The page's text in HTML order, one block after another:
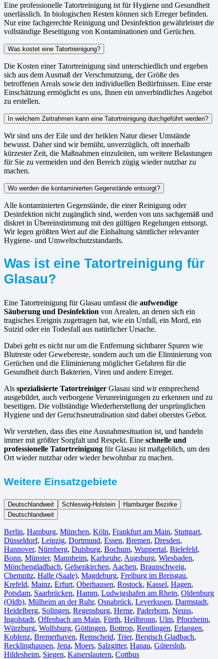
Eine professionelle Tatortreinigung ist für Hygiene und Gesundheit
unerlässlich. In biologischen Resten können sich Erreger befinden.
Nur eine fachgerechte Reinigung und Desinfektion gewährleistet die
vollständige Beseitigung von Kontaminationen und Gerüchen.
Was kostet eine Tatortreinigung?
Die Kosten einer Tatortreinigung sind unterschiedlich und ergeben
sich aus dem Ausmaß der Verschmutzung, der Größe des
betroffenen Areals sowie den individuellen Bedürfnissen. Eine erste
Einschätzung ermöglicht es uns, Ihnen ein unverbindliches Angebot
zu erstellen.
In welchem Zeitrahmen kann eine Tatortreinigung durchgeführt werden?
Wir sind uns der Eile und der heiklen Natur dieser Umstände
bewusst. Daher sind wir bemüht, unverzüglich, oft innerhalb
kürzester Zeit, die Maßnahmen einzuleiten, um weitere Belastungen
für Sie zu vermeiden und den Bereich zügig wieder nutzbar zu
machen.
Wo werden die kontaminierten Gegenstände entsorgt?
Alle kontaminierten Gegenstände, die einer Reinigung oder
Desinfektion nicht zugänglich sind, werden von uns sachgemäß und
diskret in Übereinstimmung mit den gültigen Regelungen entsorgt.
Wir legen größten Wert auf die Einhaltung sämtlicher relevanter
Hygiene- und Umweltschutzstandards.
Was ist eine Tatortreinigung für
Glasau?
Eine Tatortreinigung für Glasau umfasst die aufwendige
Säuberung und Desinfektion von Arealen, an denen sich ein
tragisches Ereignis zugetragen hat, wie ein Unfall, ein Mord, ein
Suizid oder ein Todesfall aus natürlicher Ursache.
Dabei geht es nicht nur um die Entfernung sichtbarer Spuren wie
Blutreste oder Gewebereste, sondern auch um die Eliminierung von
Gerüchen und die Eliminierung möglicher Gefahren für die
Gesundheit durch Bakterien, Viren und andere Erreger.
Als spezialisierte Tatortreiniger Glasau sind wir entsprechend
ausgebildet, auch verborgene Verunreinigungen zu erkennen und zu
beseitigen. Die vollständige Wiederherstellung der ursprünglichen
Hygiene und der Geruchsneutralisation sind dabei oberstes Gebot.
Wir verstehen, dass dies eine Ausnahmesituation ist, und handeln
immer mit größter Sorgfalt und Respekt. Eine schnelle und
professionelle Tatortreinigung für Glasau ist maßgeblich, um den
Ort wieder nutzbar oder wieder bewohnbar zu machen.
Weitere Einsatzgebiete
Deutschlandweit Schleswig-Holstein
Hamburger Bezirke
Deutschlandweit
Berlin⁠, Hamburg, München, Köln⁠, Frankfurt am Main, Stuttgart,
Düsseldorf, Leipzig, Dortmund, Essen, Bremen, Dresden,
Hannover, Nürnberg, Duisburg⁠, Bochum, Wuppertal⁠, Bielefeld⁠,
Bonn⁠, Münster⁠, Mannheim, Karlsruhe, Augsburg, Wiesbaden⁠,
Mönchengladbach⁠, Gelsenkirchen⁠, Aachen⁠, Braunschweig,
Chemnitz⁠, Halle (Saale)⁠, Magdeburg, Freiburg im Breisgau⁠,
Krefeld⁠, Mainz⁠, Erfurt, Oberhausen⁠, Rostock⁠, Kassel⁠, Hagen,
Potsdam, Saarbrücken⁠, Hamm, Ludwigshafen am Rhein⁠, Oldenburg
(Oldb), Mülheim an der Ruhr, Osnabrück⁠, Leverkusen, Darmstadt⁠,
Heidelberg, Solingen, Regensburg, Herne⁠, Paderborn, Neuss,
Ingolstadt, Offenbach am Main, Fürth⁠, Heilbronn, Ulm⁠, Pforzheim,
Würzburg, Wolfsburg⁠, Göttingen, Bottrop, Reutlingen, Erlangen⁠,
Koblenz, Bremerhaven⁠, Remscheid, Trier⁠, Bergisch Gladbach,
Recklinghausen, Jena⁠, Moers⁠, Salzgitter⁠, Hanau, Gütersloh,
Hildesheim⁠, Siegen⁠, Kaiserslautern⁠, Cottbus⁠